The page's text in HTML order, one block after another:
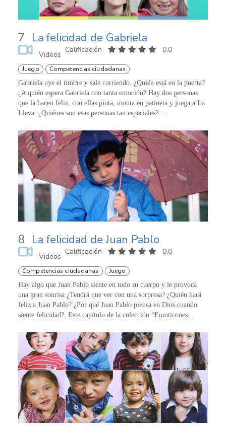
7 La felicidad de Gabriela
Videos
Calificación 0,0
Juego Competencias ciudadanas
Gabriela oye el timbre y sale corriendo. ¿Quién está en la puerta?
¿A quién espera Gabriela con tanta emoción? Hay dos personas
que la hacen feliz, con ellas pinta, monta en patineta y juega a La
Lleva. ¿Quiénes son esas personas tan especiales?. ...
8 La felicidad de Juan Pablo
Videos
Calificación 0,0
Competencias ciudadanas Juego
Hay algo que Juan Pablo siente en todo su cuerpo y le provoca
una gran sonrisa ¿Tendrá que ver con una sorpresa? ¿Quién hará
feliz a Juan Pablo? ¿Por qué Juan Pablo piensa en Dios cuando
siente felicidad?. Este capítulo de la colección “Emoticones...